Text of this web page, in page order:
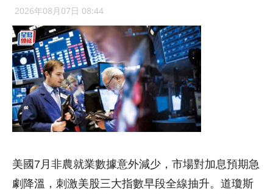
2026年08月07日 08:44
美國7月非農就業數據意外減少，市場對加息預期急
劇降溫，刺激美股三大指數早段全線抽升。道瓊斯